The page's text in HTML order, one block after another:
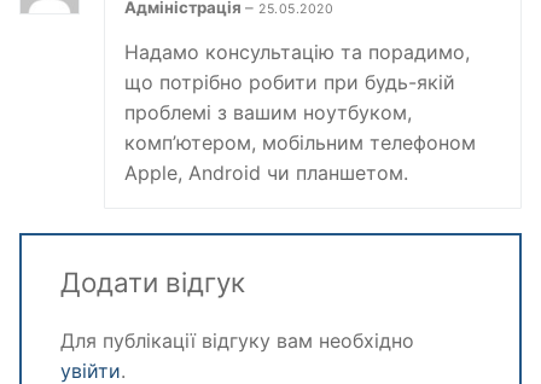
Оцінено в5
Адміністрація – 25.05.2020
Надамо консультацію та порадимо,
що потрібно робити при будь-якій
проблемі з вашим ноутбуком,
комп’ютером, мобільним телефоном
Apple, Android чи планшетом.
Додати відгук
Для публікації відгуку вам необхідно
увійти.